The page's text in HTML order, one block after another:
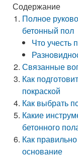
Содержание
Полное
бетонный пол
Что учесть
Связанные
Как
покраской
Как выбрать
Какие
бетонного
Как
основание